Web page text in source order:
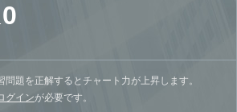
0
題を正解するとチャート力が上昇します。
グインが必要です。